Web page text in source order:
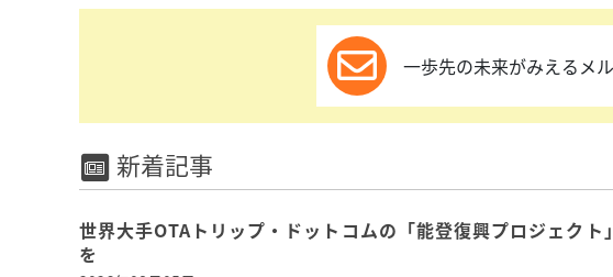
一歩先の未来がみえるメ
新着記事
世界大手OTAトリップ・ドットコムの「能登復興プロジェク
を